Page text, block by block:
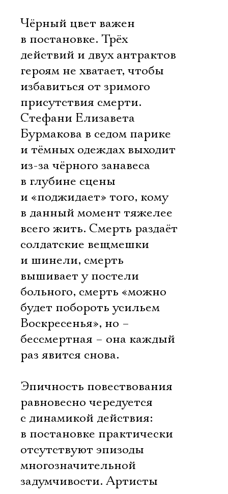
Чёрный цвет важен
в постановке. Трёх
действий и двух антрактов
героям не хватает, чтобы
избавиться от зримого
присутствия смерти.
Стефани Елизавета
Бурмакова в седом парике
и тёмных одеждах выходит
из-за чёрного занавеса
в глубине сцены
и «поджидает» того, кому
в данный момент тяжелее
всего жить. Смерть раздаёт
солдатские вещмешки
и шинели, смерть
вышивает у постели
больного, смерть «можно
будет побороть усильем
Воскресенья», но –
бессмертная – она каждый
раз явится снова.
Эпичность повествования
равновесно чередуется
с динамикой действия:
в постановке практически
отсутствуют эпизоды
многозначительной
задумчивости. Артисты